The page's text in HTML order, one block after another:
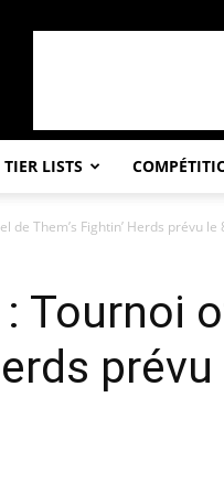
TIER LISTS
Them’s Fightin’ Herds prévu le
Tournoi